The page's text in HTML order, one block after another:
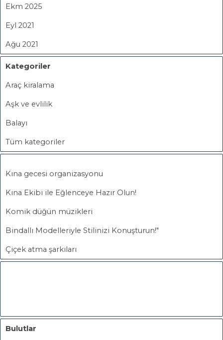
Ekm 2025
Eyl 2021
Ağu 2021
Kategoriler
Araç kiralama
Aşk ve evlilik
Balayı
Tüm kategoriler
Kına gecesi organizasyonu
Kına Ekibi ile Eğlenceye Hazır Olun!
Komik düğün müzikleri
Bindallı Modelleriyle Stilinizi Konuşturun!"
Çiçek atma şarkıları
Bulutlar